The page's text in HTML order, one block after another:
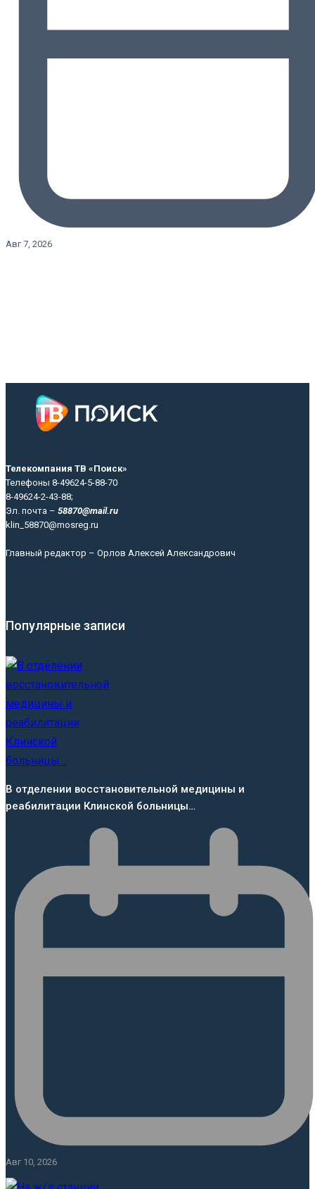
Авг 7, 2026
Телекомпания ТВ «Поиск»
Телефоны 8-49624-5-88-70
8-49624-2-43-88;
Эл. почта – 58870@mail.ru
klin_58870@mosreg.ru
Главный редактор – Орлов Алексей Александрович
Популярные записи
В отделении восстановительной медицины и
реабилитации Клинской больницы…
Авг 10, 2026